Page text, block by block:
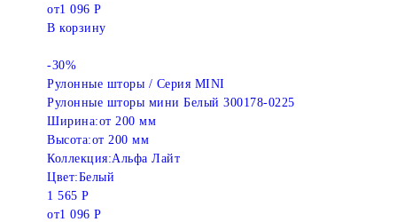
от1 096 Р
В корзину
-30%
Рулонные шторы / Серия MINI
Рулонные шторы мини Белый 300178-0225
Ширина:от 200 мм
Высота:от 200 мм
Коллекция:Альфа Лайт
Цвет:Белый
1 565 Р
от1 096 Р